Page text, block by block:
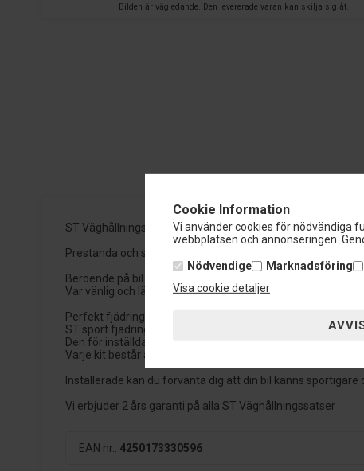
Cookie Information
Vi använder cookies för nödvändiga
webbplatsen och annonseringen.
Nödvendige Marknadsföring
Visa cookie detaljer
Bilden är vägledande. Den levererade varan kan skilja sig åt.
ST Väghållningssatser
Prestanda och stil:
Beroende på bil och modell så ger ST sport fjädring en
Var vänlig och läs informationen före du beställer.
Perfekt fjädrings setup
ST sport fjädringspaket innehåller perfekt matchade
Den för inställda dämpningen är inte bara inställd för att
Varje kit består av låg friktions och gastäta dämparhus
Installerade kan du förvänta dig att din bil känns
Vi erbjuder 2 års garanti på alla ST Väghållningssatser
EAN nr.: 4250173330596